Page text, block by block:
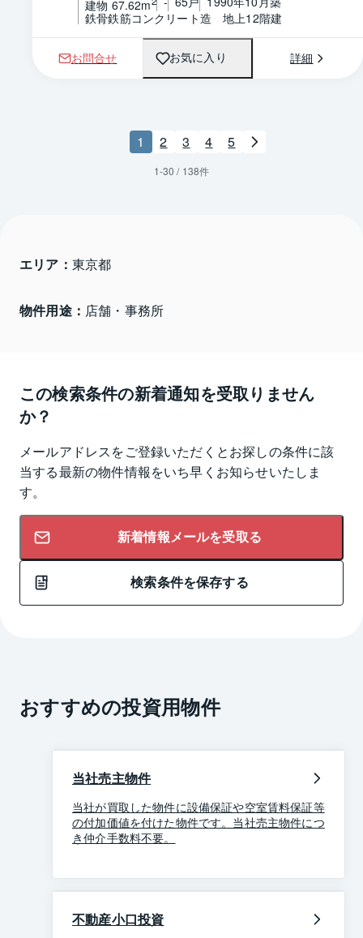
建物 67.62m
鉄骨鉄筋コンクリート造　地上12階建
お問合せ お気に入り 詳細
1 2 3 4 5
1-30 / 138件
エリア： 東京都
物件用途： 店舗・事務所
この検索条件の新着通知を受取りません
か？
メールアドレスをご登録いただくとお探しの条件に該
当する最新の物件情報をいち早くお知らせいたしま
す。
新着情報メールを受取る
検索条件を保存する
おすすめの投資用物件
当社売主物件
当社が買取した物件に設備保証や空室賃料保証等
の付加価値を付けた物件です。当社売主物件につ
き仲介手数料不要。
不動産小口投資